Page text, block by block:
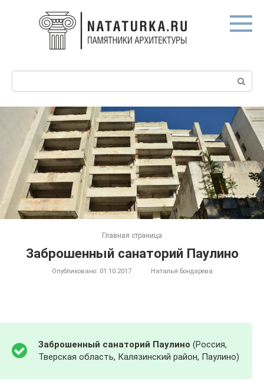
Главная страница
Заброшенный санаторий Паулино
Опубликовано: 01.10.2017 Наталья Бондарева
Заброшенный санаторий Паулино (Россия,
Тверская область, Калязинский район, Паулино)